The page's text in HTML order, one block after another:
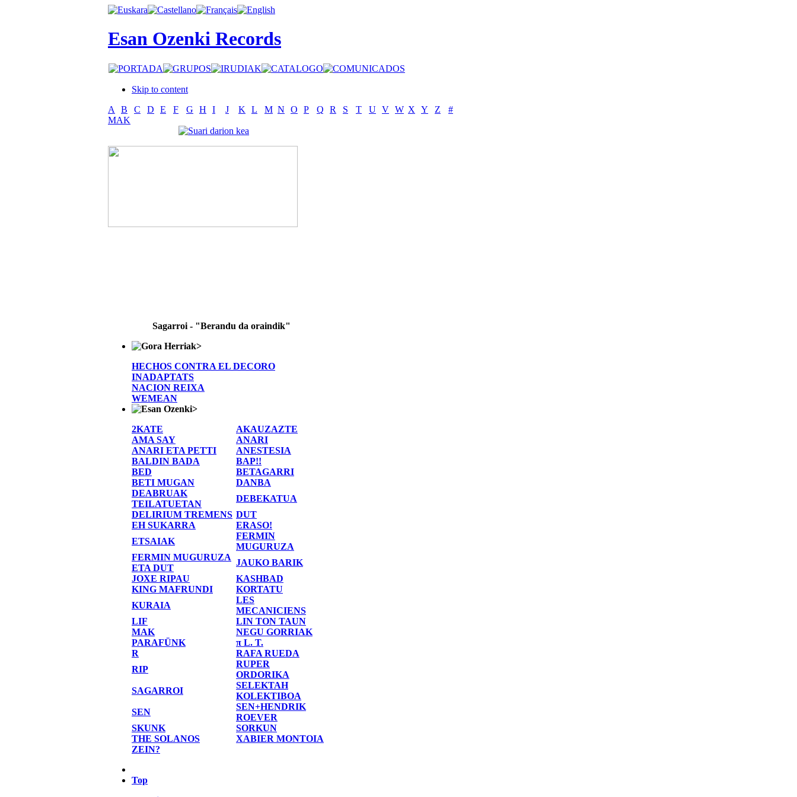
Esan Ozenki Records
Skip to content
A
B C D E F G H I J K L M N O P Q R S T U V W X Y Z
#
MAK
Sagarroi - "Berandu da oraindik"
>
HECHOS CONTRA EL DECORO
INADAPTATS
NACION REIXA
WEMEAN
>
2KATE
AKAUZAZTE
AMA SAY
ANARI
ANARI ETA PETTI
ANESTESIA
BALDIN BADA
BAP!!
BED
BETAGARRI
BETI MUGAN
DANBA
DEABRUAK
TEILATUETAN
DEBEKATUA
DELIRIUM TREMENS DUT
EH SUKARRA
ERASO!
ETSAIAK
FERMIN
MUGURUZA
FERMIN MUGURUZA
ETA DUT
JAUKO BARIK
JOXE RIPAU
KASHBAD
KING MAFRUNDI
KORTATU
KURAIA
LES
MECANICIENS
LIF
LIN TON TAUN
MAK
NEGU GORRIAK
PARAFÜNK
π L. T.
R
RAFA RUEDA
RIP
RUPER
ORDORIKA
SAGARROI
SELEKTAH
KOLEKTIBOA
SEN
SEN+HENDRIK
ROEVER
SKUNK
SORKUN
THE SOLANOS
XABIER MONTOIA
ZEIN?
Top